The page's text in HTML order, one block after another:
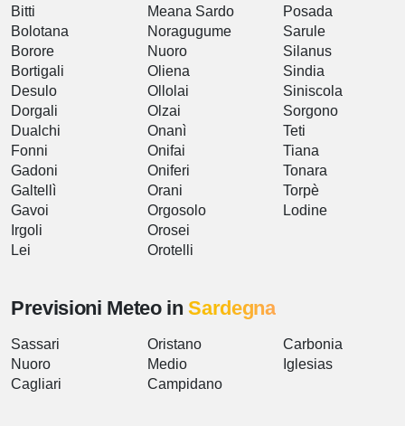
Bitti
Bolotana
Borore
Bortigali
Desulo
Dorgali
Dualchi
Fonni
Gadoni
Galtellì
Gavoi
Irgoli
Lei
Meana Sardo
Noragugume
Nuoro
Oliena
Ollolai
Olzai
Onanì
Onifai
Oniferi
Orani
Orgosolo
Orosei
Orotelli
Posada
Sarule
Silanus
Sindia
Siniscola
Sorgono
Teti
Tiana
Tonara
Torpè
Lodine
Previsioni Meteo inSardegna
Sassari
Nuoro
Cagliari
Oristano
Medio
Campidano
Carbonia
Iglesias